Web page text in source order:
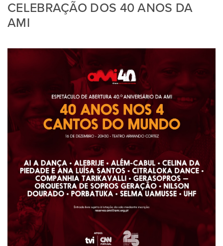
CELEBRAÇÃO DOS 40 ANOS DA
AMI